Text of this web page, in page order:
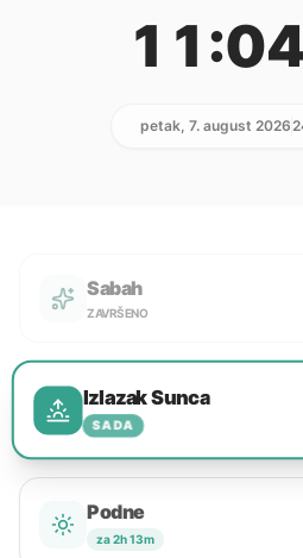
petak, 7. august 2026
Sabah
ZAVRŠENO
Izlazak Sunca
SADA
Podne
za 2h 13m